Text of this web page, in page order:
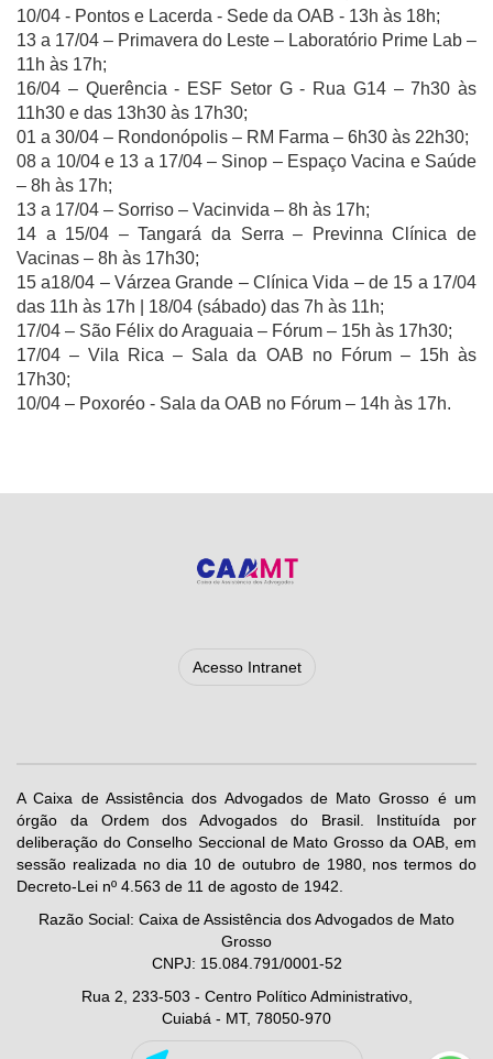
10/04 - Pontos e Lacerda - Sede da OAB - 13h às 18h;
13 a 17/04 – Primavera do Leste – Laboratório Prime Lab –
11h às 17h;
16/04 – Querência - ESF Setor G - Rua G14 – 7h30 às
11h30 e das 13h30 às 17h30;
01 a 30/04 – Rondonópolis – RM Farma – 6h30 às 22h30;
08 a 10/04 e 13 a 17/04 – Sinop – Espaço Vacina e Saúde
– 8h às 17h;
13 a 17/04 – Sorriso – Vacinvida – 8h às 17h;
14 a 15/04 – Tangará da Serra – Previnna Clínica de
Vacinas – 8h às 17h30;
15 a18/04 – Várzea Grande – Clínica Vida – de 15 a 17/04
das 11h às 17h | 18/04 (sábado) das 7h às 11h;
17/04 – São Félix do Araguaia – Fórum – 15h às 17h30;
17/04 – Vila Rica – Sala da OAB no Fórum – 15h às
17h30;
10/04 – Poxoréo - Sala da OAB no Fórum – 14h às 17h.
Acesso Intranet
A Caixa de Assistência dos Advogados de Mato Grosso é um
órgão da Ordem dos Advogados do Brasil. Instituída por
deliberação do Conselho Seccional de Mato Grosso da OAB, em
sessão realizada no dia 10 de outubro de 1980, nos termos do
Decreto-Lei nº 4.563 de 11 de agosto de 1942.
Razão Social: Caixa de Assistência dos Advogados de Mato
Grosso
CNPJ: 15.084.791/0001-52
Rua 2, 233-503 - Centro Político Administrativo,
Cuiabá - MT, 78050-970